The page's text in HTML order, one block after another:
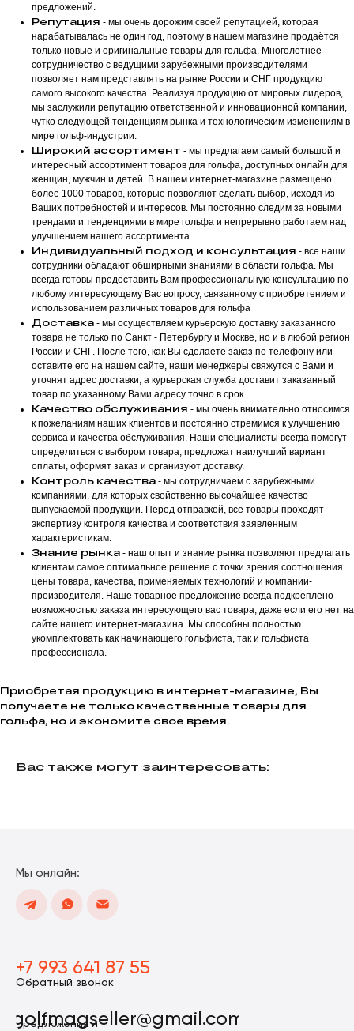
предложений.
Репутация - мы очень дорожим своей репутацией, которая
нарабатывалась не один год, поэтому в нашем магазине продаётся
только новые и оригинальные товары для гольфа. Многолетнее
сотрудничество с ведущими зарубежными производителями
позволяет нам представлять на рынке России и СНГ продукцию
самого высокого качества. Реализуя продукцию от мировых лидеров,
мы заслужили репутацию ответственной и инновационной компании,
чутко следующей тенденциям рынка и технологическим изменениям в
мире гольф-индустрии.
Широкий ассортимент - мы предлагаем самый большой и
интересный ассортимент товаров для гольфа, доступных онлайн для
женщин, мужчин и детей. В нашем интернет-магазине размещено
более 1000 товаров, которые позволяют сделать выбор, исходя из
Ваших потребностей и интересов. Мы постоянно следим за новыми
трендами и тенденциями в мире гольфа и непрерывно работаем над
улучшением нашего ассортимента.
Индивидуальный подход и консультация - все наши
сотрудники обладают обширными знаниями в области гольфа. Мы
всегда готовы предоставить Вам профессиональную консультацию по
любому интересующему Вас вопросу, связанному с приобретением и
использованием различных товаров для гольфа
Доставка - мы осуществляем курьерскую доставку заказанного
товара не только по Санкт - Петербургу и Москве, но и в любой регион
России и СНГ. После того, как Вы сделаете заказ по телефону или
оставите его на нашем сайте, наши менеджеры свяжутся с Вами и
уточнят адрес доставки, а курьерская служба доставит заказанный
товар по указанному Вами адресу точно в срок.
Качество обслуживания - мы очень внимательно относимся
к пожеланиям наших клиентов и постоянно стремимся к улучшению
сервиса и качества обслуживания. Наши специалисты всегда помогут
определиться с выбором товара, предложат наилучший вариант
оплаты, оформят заказ и организуют доставку.
Контроль качества - мы сотрудничаем с зарубежными
компаниями, для которых свойственно высочайшее качество
выпускаемой продукции. Перед отправкой, все товары проходят
экспертизу контроля качества и соответствия заявленным
характеристикам.
Знание рынка - наш опыт и знание рынка позволяют предлагать
клиентам самое оптимальное решение с точки зрения соотношения
цены товара, качества, применяемых технологий и компании-
производителя. Наше товарное предложение всегда подкреплено
возможностью заказа интересующего вас товара, даже если его нет на
сайте нашего интернет-магазина. Мы способны полностью
укомплектовать как начинающего гольфиста, так и гольфиста
профессионала.
Приобретая продукцию в интернет-магазине, Вы
получаете не только качественные товары для
гольфа, но и экономите свое время.
Вас также могут заинтересовать:
+7 993 641 87 55
Обратный звонок
golfmagseller@gmail.com
Предложения и
Мы онлайн: